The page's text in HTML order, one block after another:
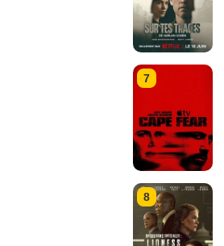
7
8